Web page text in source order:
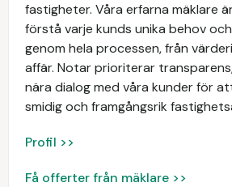
fastigheter. Våra erfarna mäklare
förstå varje kunds unika behov
genom hela processen, från
affär. Notar prioriterar
nära dialog med våra kunder för
smidig och framgångsrik
Profil >>
Få offerter från mäklare >>